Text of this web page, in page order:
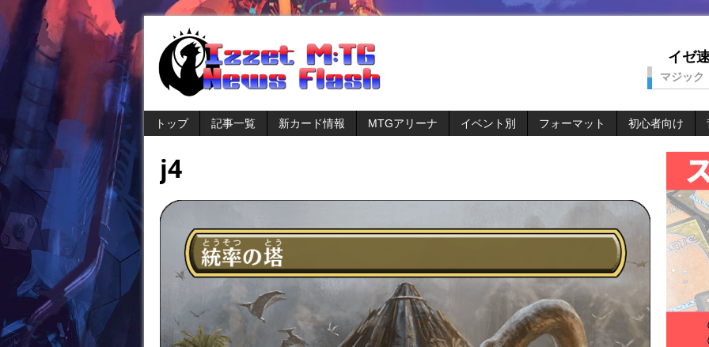
イゼ
マジック
トップ 記事一覧 新カード情報 MTGアリーナ イベント別 フォーマット 初心者向け
j4